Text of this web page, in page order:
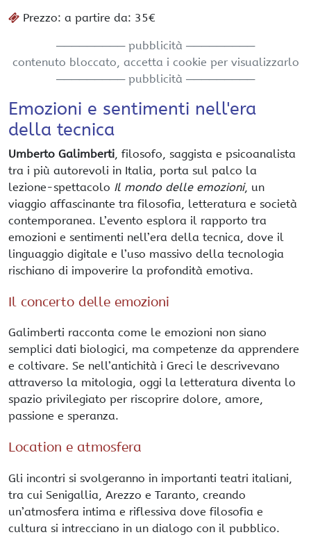
Prezzo: a partire da: 35€
───────── pubblicità ─────────
contenuto bloccato, accetta i cookie per visualizzarlo
───────── pubblicità ─────────
Emozioni e sentimenti nell'era
della tecnica
Umberto Galimberti, filosofo, saggista e psicoanalista
tra i più autorevoli in Italia, porta sul palco la
lezione-spettacolo Il mondo delle emozioni, un
viaggio affascinante tra filosofia, letteratura e società
contemporanea. L’evento esplora il rapporto tra
emozioni e sentimenti nell’era della tecnica, dove il
linguaggio digitale e l’uso massivo della tecnologia
rischiano di impoverire la profondità emotiva.
Il concerto delle emozioni
Galimberti racconta come le emozioni non siano
semplici dati biologici, ma competenze da apprendere
e coltivare. Se nell’antichità i Greci le descrivevano
attraverso la mitologia, oggi la letteratura diventa lo
spazio privilegiato per riscoprire dolore, amore,
passione e speranza.
Location e atmosfera
Gli incontri si svolgeranno in importanti teatri italiani,
tra cui Senigallia, Arezzo e Taranto, creando
un’atmosfera intima e riflessiva dove filosofia e
cultura si intrecciano in un dialogo con il pubblico.